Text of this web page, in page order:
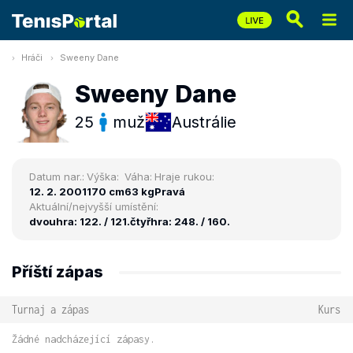
Hráči Sweeny Dane
Sweeny Dane
25 muž Austrálie
Datum nar.:
12. 2. 2001
Výška:
170 cm
Váha:
63 kg
Hraje rukou:
Pravá
Aktuální/nejvyšší umístění:
dvouhra: 122. / 121.čtyřhra: 248. / 160.
Příští zápas
Turnaj a zápas Kurs
Žádné nadcházející zápasy.